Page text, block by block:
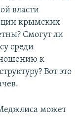
власти
крымских
Смогут ли
среди
к
Вот это
может